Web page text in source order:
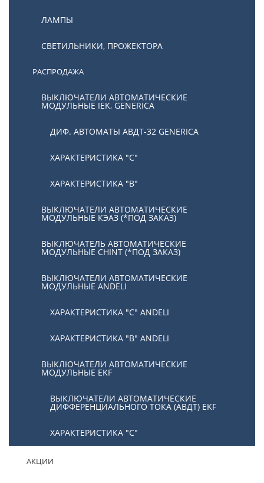
ЛАМПЫ
СВЕТИЛЬНИКИ, ПРОЖЕКТОРА
РАСПРОДАЖА
ВЫКЛЮЧАТЕЛИ АВТОМАТИЧЕСКИЕ
МОДУЛЬНЫЕ IEK, GENERICA
ДИФ. АВТОМАТЫ АВДТ-32 GENERICA
ХАРАКТЕРИСТИКА "С"
ХАРАКТЕРИСТИКА "В"
ВЫКЛЮЧАТЕЛИ АВТОМАТИЧЕСКИЕ
МОДУЛЬНЫЕ КЭАЗ (*ПОД ЗАКАЗ)
ВЫКЛЮЧАТЕЛЬ АВТОМАТИЧЕСКИЕ
МОДУЛЬНЫЕ CHINT (*ПОД ЗАКАЗ)
ВЫКЛЮЧАТЕЛИ АВТОМАТИЧЕСКИЕ
МОДУЛЬНЫЕ ANDELI
ХАРАКТЕРИСТИКА "C" ANDELI
ХАРАКТЕРИСТИКА "B" ANDELI
ВЫКЛЮЧАТЕЛИ АВТОМАТИЧЕСКИЕ
МОДУЛЬНЫЕ EKF
ВЫКЛЮЧАТЕЛИ АВТОМАТИЧЕСКИЕ
ДИФФЕРЕНЦИАЛЬНОГО ТОКА (АВДТ) EKF
ХАРАКТЕРИСТИКА "С"
АКЦИИ